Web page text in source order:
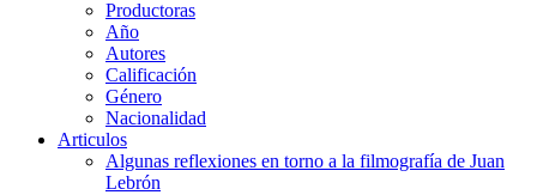
Productoras
Año
Autores
Calificación
Género
Nacionalidad
Articulos
Algunas reflexiones en torno a la filmografía de Juan
Lebrón